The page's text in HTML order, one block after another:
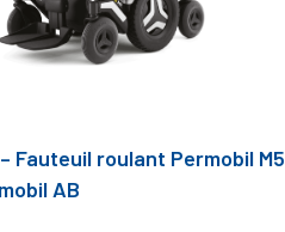
Fauteuil roulant Permobil M5
AB